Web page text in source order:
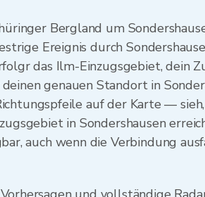
Bergland um
Ereignis durch
das Ilm-Einzugsgebiet, dein
genauen Standort in
auf der Karte —
in Sondershausen
auch wenn die Verbindung